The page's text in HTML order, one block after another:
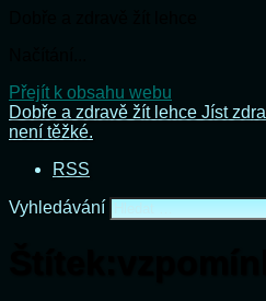
Přejít k obsahu webu
Dobře a zdravě žít lehce Jíst
není těžké.
RSS
Vyhledávání